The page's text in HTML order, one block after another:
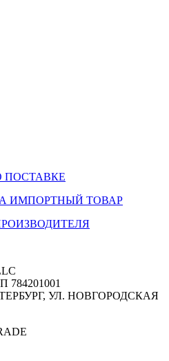
ПОСТАВКЕ
ИМПОРТНЫЙ ТОВАР
784201001
УЛ. НОВГОРОДСКАЯ